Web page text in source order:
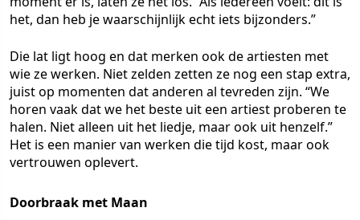
het, dan heb je waarschijnlijk echt iets bijzonders.”
Die lat ligt hoog en dat merken ook de artiesten met
wie ze werken. Niet zelden zetten ze nog een stap extra,
juist op momenten dat anderen al tevreden zijn. “We
horen vaak dat we het beste uit een artiest proberen te
halen. Niet alleen uit het liedje, maar ook uit henzelf.”
Het is een manier van werken die tijd kost, maar ook
vertrouwen oplevert.
Doorbraak met Maan